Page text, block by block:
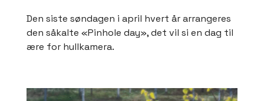
Den siste søndagen i april hvert år arrangeres
den såkalte «Pinhole day», det vil si en dag til
ære for hullkamera.